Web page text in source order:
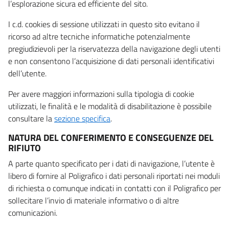
l’esplorazione sicura ed efficiente del sito.
I c.d. cookies di sessione utilizzati in questo sito evitano il
ricorso ad altre tecniche informatiche potenzialmente
pregiudizievoli per la riservatezza della navigazione degli utenti
e non consentono l’acquisizione di dati personali identificativi
dell’utente.
Per avere maggiori informazioni sulla tipologia di cookie
utilizzati, le finalità e le modalità di disabilitazione è possibile
consultare lasezione specifica.
NATURA DEL CONFERIMENTO E CONSEGUENZE DEL
RIFIUTO
A parte quanto specificato per i dati di navigazione, l’utente è
libero di fornire al Poligrafico i dati personali riportati nei moduli
di richiesta o comunque indicati in contatti con il Poligrafico per
sollecitare l’invio di materiale informativo o di altre
comunicazioni.